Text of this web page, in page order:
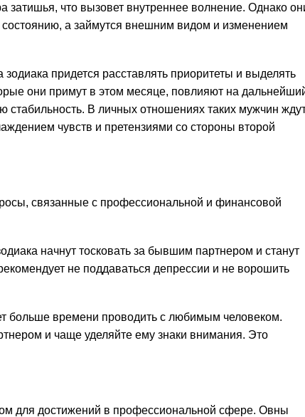
затишья, что вызовет внутреннее волнение. Однако
состоянию, а займутся внешним видом и изменением
зодиака придется расставлять приоритеты и выделять
они примут в этом месяце, повлияют на
В личных отношениях таких мужчин
чувств и претензиями со стороны второй
связанные с профессиональной и финансовой
начнут тосковать за бывшим партнером и станут
не поддаваться депрессии и не ворошить
больше времени проводить с любимым человеком.
и чаще уделяйте ему знаки внимания. Это
для достижений в профессиональной сфере. Овны